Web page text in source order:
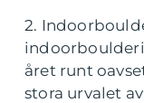
2.
året runt
stora urvalet